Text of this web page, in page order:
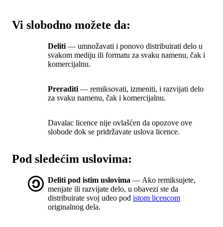
Vi slobodno možete da:
Deliti — umnožavati i ponovo distribuirati delo u
svakom mediju ili formatu za svaku namenu, čak i
komercijalnu.
Preraditi — remiksovati, izmeniti, i razvijati delo
za svaku namenu, čak i komercijalnu.
Davalac licence nije ovlašćen da opozove ove
slobode dok se pridržavate uslova licence.
Pod sledećim uslovima:
Deliti pod istim uslovima — Ako remiksujete,
menjate ili razvijate delo, u obavezi ste da
distribuirate svoj udeo pod istom licencom
originalnog dela.